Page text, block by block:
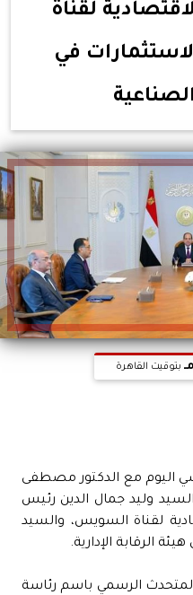
لقناة
في
بتوقيت القاهرة
اليوم مع الدكتور مصطفى
وليد جمال الدين رئيس
لقناة السويس، والسيد
الرقابة الإدارية.
الرسمي باسم رئاسة